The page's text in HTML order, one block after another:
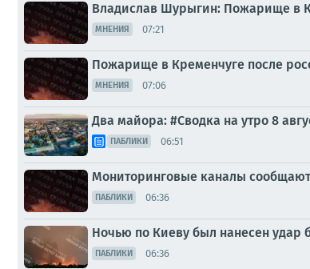
Владислав Шурыгин: Пожарище в
МНЕНИЯ 07:21
Пожарище в Кременчуге после
МНЕНИЯ 07:06
Два майора: #Сводка на утро 8
ПАБЛИКИ 06:51
Мониторинговые каналы
ПАБЛИКИ 06:36
Ночью по Киеву был нанесен удар
ПАБЛИКИ 06:36